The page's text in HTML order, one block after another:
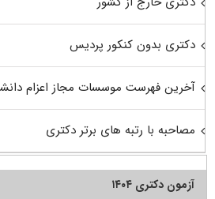
دکتری بدون کنکور پردیس
آخرین فهرست موسسات مجاز اعزام
مصاحبه با رتبه های برتر دکتری
آزمون دکتری ۱۴۰۴